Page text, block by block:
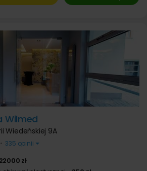
Wilmed
Wiedeńskiej 9A
• 335 opinii
22000 zł